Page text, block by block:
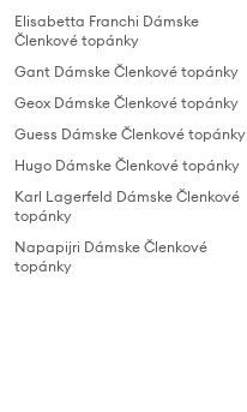
Elisabetta Franchi Dámske
Členkové topánky
Gant Dámske Členkové topánky
Geox Dámske Členkové topánky
Guess Dámske Členkové topánky
Hugo Dámske Členkové topánky
Karl Lagerfeld Dámske Členkové
topánky
Napapijri Dámske Členkové
topánky